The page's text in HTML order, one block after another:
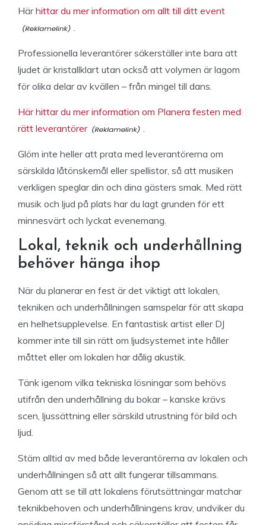
Härhittar du mer information om allt till ditt event
.
Professionella leverantörer säkerställer inte bara att
ljudet är kristallklart utan också att volymen är lagom
för olika delar av kvällen – från mingel till dans.
Här hittar du mer information om Planera festen med
rätt leverantörer
.
Glöm inte heller att prata med leverantörerna om
särskilda låtönskemål eller spellistor, så att musiken
verkligen speglar din och dina gästers smak. Med rätt
musik och ljud på plats har du lagt grunden för ett
minnesvärt och lyckat evenemang.
Lokal, teknik och underhållning
behöver hänga ihop
När du planerar en fest är det viktigt att lokalen,
tekniken och underhållningen samspelar för att skapa
en helhetsupplevelse. En fantastisk artist eller DJ
kommer inte till sin rätt om ljudsystemet inte håller
måttet eller om lokalen har dålig akustik.
Tänk igenom vilka tekniska lösningar som behövs
utifrån den underhållning du bokar – kanske krävs
scen, ljussättning eller särskild utrustning för bild och
ljud.
Stäm alltid av med både leverantörerna av lokalen och
underhållningen så att allt fungerar tillsammans.
Genom att se till att lokalens förutsättningar matchar
teknikbehoven och underhållningens krav, undviker du